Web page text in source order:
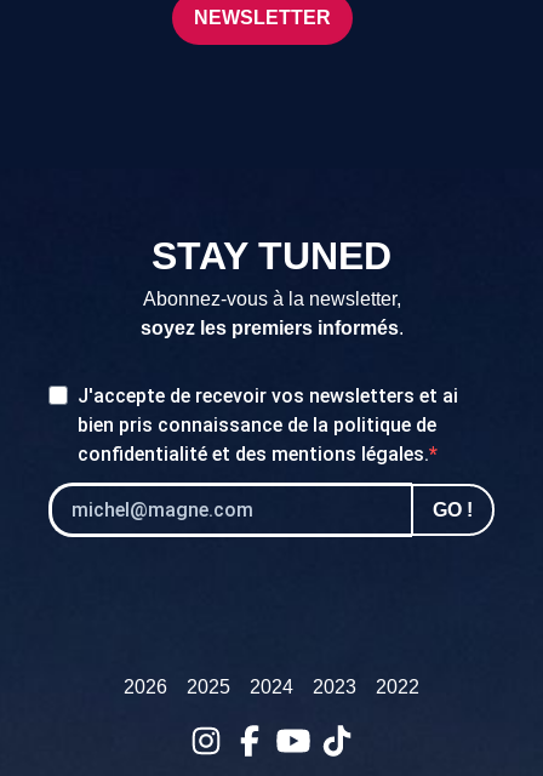
NEWSLETTER
STAY TUNED
Abonnez-vous à la newsletter,
soyez les premiers informés.
J'accepte de recevoir vos newsletters et ai
bien pris connaissance de la politique de
confidentialité et des mentions légales.
GO !
2026 2025 2024 2023 2022